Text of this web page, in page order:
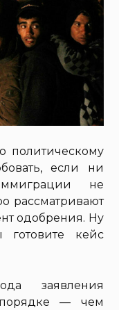
политическому
если ни
не
рассматривают
одобрения. Ну
кейс
заявления
— чем